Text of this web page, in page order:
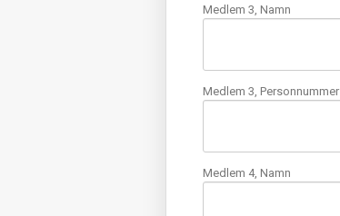
Medlem 3, Namn
Medlem 3, Personnummer
Medlem 4, Namn